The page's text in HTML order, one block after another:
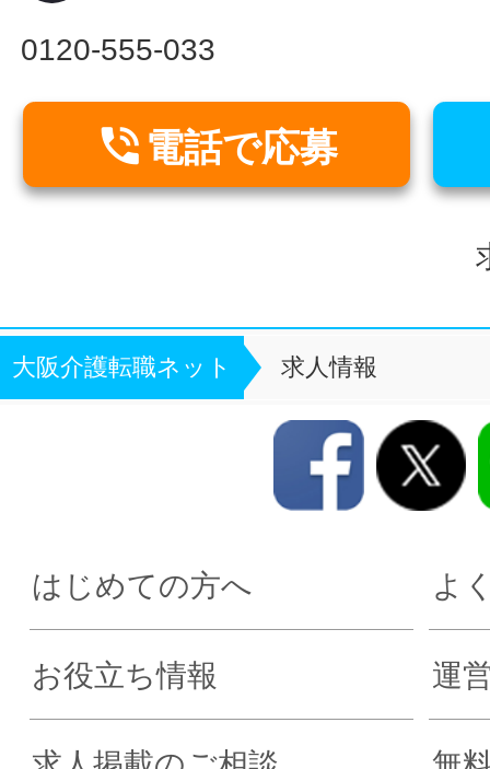
0120-555-033
 電話で応募
大阪介護転職ネット 求人情報
はじめての方へ よ
お役立ち情報 運